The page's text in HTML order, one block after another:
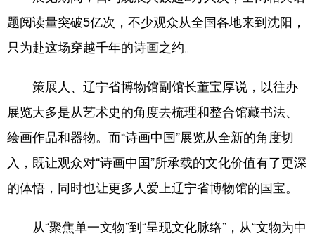
题阅读量突破5亿次，不少观众从全国各地来到沈阳，
只为赴这场穿越千年的诗画之约。
策展人、辽宁省博物馆副馆长董宝厚说，以往办
展览大多是从艺术史的角度去梳理和整合馆藏书法、
绘画作品和器物。而“诗画中国”展览从全新的角度切
入，既让观众对“诗画中国”所承载的文化价值有了更深
的体悟，同时也让更多人爱上辽宁省博物馆的国宝。
从“聚焦单一文物”到“呈现文化脉络”，从“文物为中